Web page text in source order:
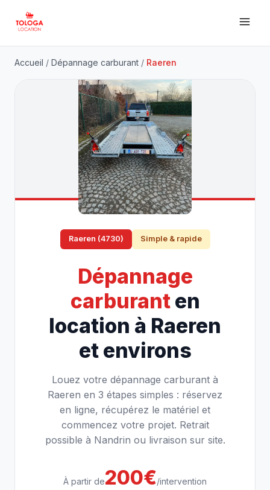
Accueil / Dépannage carburant / Raeren
Raeren (4730) Simple & rapide
Dépannage
carburanten
location à Raeren
et environs
Louez votre dépannage carburant à
Raeren en 3 étapes simples : réservez
en ligne, récupérez le matériel et
commencez votre projet. Retrait
possible à Nandrin ou livraison sur site.
À partir de200€/intervention